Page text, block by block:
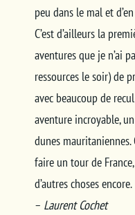
peu dans le mal et
C’est d’ailleurs la
aventures que je n’ai
ressources le soir) de
avec beaucoup de
aventure incroyable,
dunes mauritaniennes.
faire un tour de
d’autres choses encore.
– Laurent Cochet